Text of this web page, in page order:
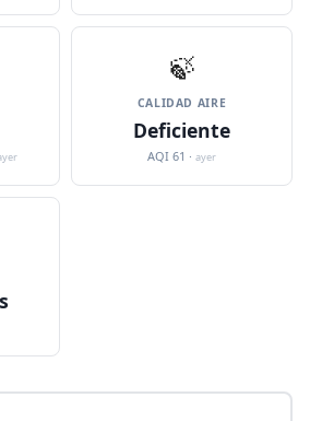
🍃
CALIDAD AIRE
Deficiente
AQI 61 · ayer